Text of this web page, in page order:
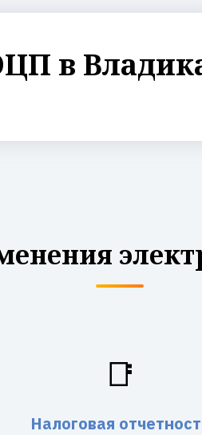
в
📑
Налоговая